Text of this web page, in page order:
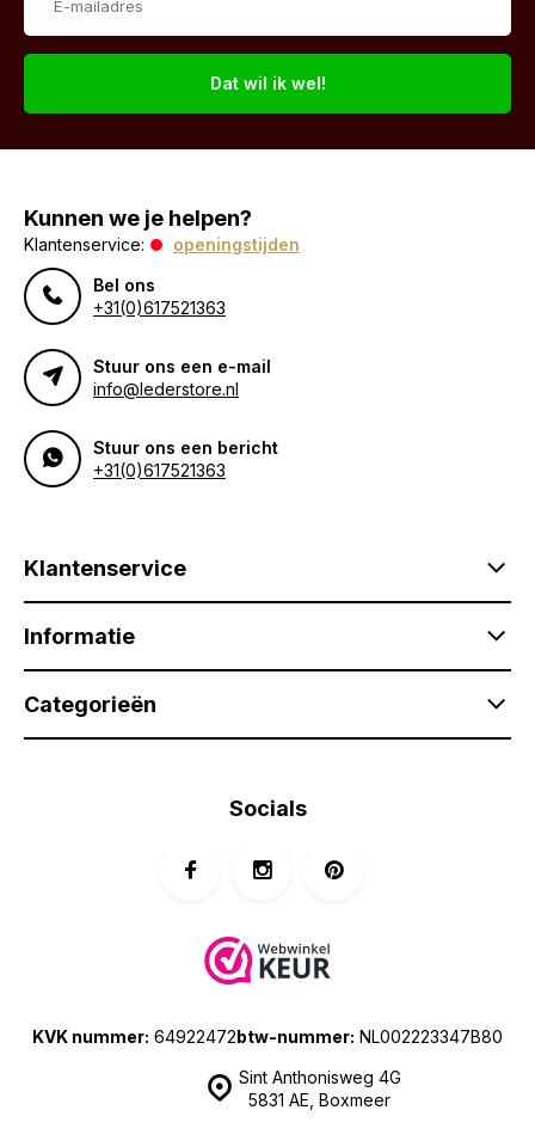
Dat wil ik wel!
Kunnen we je helpen?
Klantenservice:
openingstijden
Bel ons
+31(0)617521363
Stuur ons een e-mail
info@lederstore.nl
Stuur ons een bericht
+31(0)617521363
Klantenservice
Informatie
Categorieën
Sint Anthonisweg 4G
5831 AE, Boxmeer
KVK nummer: 64922472btw-nummer: NL002223347B80
Socials